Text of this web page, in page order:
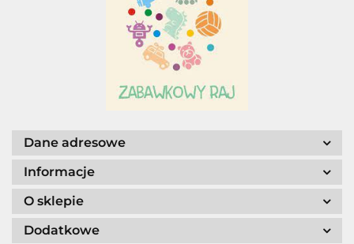
Dane adresowe
Informacje
O sklepie
Dodatkowe